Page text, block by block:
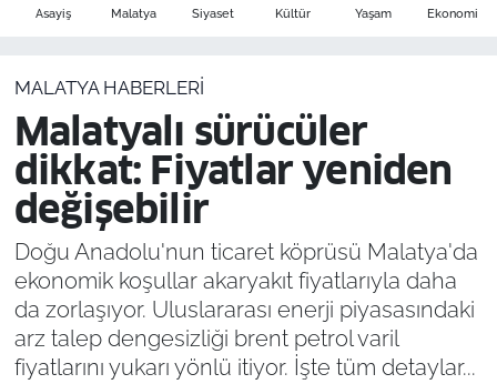
Asayiş Malatya Siyaset Kültür Yaşam Ekonomi
MALATYA HABERLERI
Malatyalı sürücüler
dikkat: Fiyatlar yeniden
değişebilir
Doğu Anadolu'nun ticaret köprüsü Malatya'da
ekonomik koşullar akaryakıt fiyatlarıyla daha
da zorlaşıyor. Uluslararası enerji piyasasındaki
arz talep dengesizliği brent petrol varil
fiyatlarını yukarı yönlü itiyor. İşte tüm detaylar...
Resmi İlanlar
Son Dakika Haberleri
Haber Arşivi